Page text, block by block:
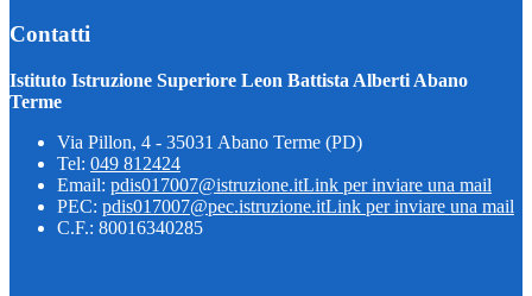
Contatti
Istituto Istruzione Superiore Leon Battista Alberti Abano
Terme
Via Pillon, 4 - 35031 Abano Terme (PD)
Tel: 049 812424
Email: pdis017007@istruzione.itLink per inviare una mail
PEC: pdis017007@pec.istruzione.itLink per inviare una mail
C.F.: 80016340285